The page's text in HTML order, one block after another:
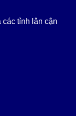
các tỉnh lân cận